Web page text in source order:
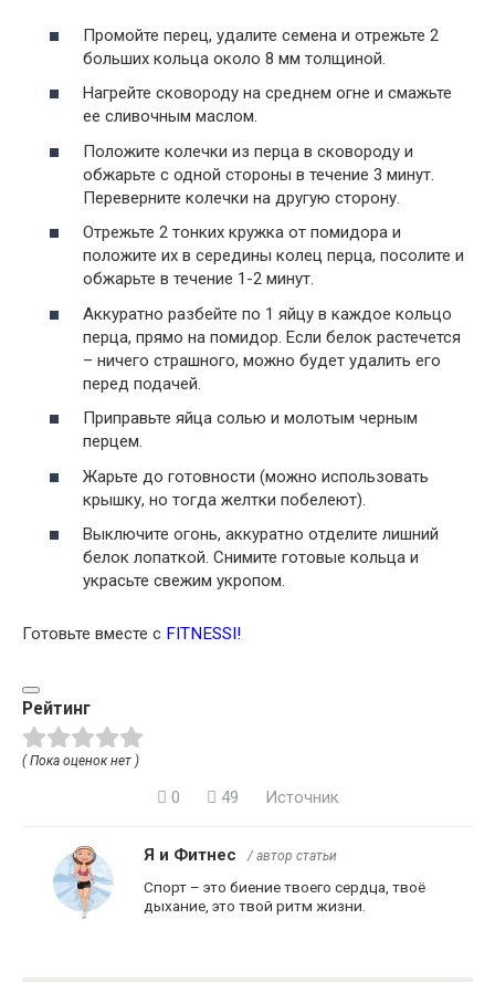
Промойте перец, удалите семена и отрежьте 2
больших кольца около 8 мм толщиной.
Нагрейте сковороду на среднем огне и смажьте
ее сливочным маслом.
Положите колечки из перца в сковороду и
обжарьте с одной стороны в течение 3 минут.
Переверните колечки на другую сторону.
Отрежьте 2 тонких кружка от помидора и
положите их в середины колец перца, посолите и
обжарьте в течение 1-2 минут.
Аккуратно разбейте по 1 яйцу в каждое кольцо
перца, прямо на помидор. Если белок растечется
– ничего страшного, можно будет удалить его
перед подачей.
Приправьте яйца солью и молотым черным
перцем.
Жарьте до готовности (можно использовать
крышку, но тогда желтки побелеют).
Выключите огонь, аккуратно отделите лишний
белок лопаткой. Снимите готовые кольца и
украсьте свежим укропом.
Готовьте вместе с FITNESSI!
Рейтинг
( Пока оценок нет )
0 49 Источник
Я и Фитнес / автор статьи
Спорт – это биение твоего сердца, твоё
дыхание, это твой ритм жизни.